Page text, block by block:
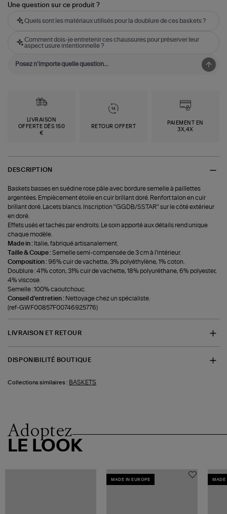
Une question sur ce produit ?
Quels sont les matériaux utilisés pour la doublure de ces baskets ?
Comment dois-je entretenir ces chaussures pour préserver leur
aspect usure intentionnelle ?
LIVRAISON
OFFERTE DÈS 150
€
RETOUR OFFERT
PAIEMENT EN
3X,4X
DESCRIPTION
Baskets basses en suédine rose pâle avec bordure semelle à paillettes
argentées. Empiècement étoile en cuir brillant doré. Renfort talon en cuir
brillant doré. Lacets blancs. Inscription "GGDB/SSTAR" sur le côté extérieur
en doré.
Effets usés et tachés par endroits. Le soin apporté aux détails rend unique
chaque modèle.
Made in : Italie, fabriqué artisanalement.
Taille & Coupe :Semelle semi-compensée de 3 cm à l'intérieur.
Composition : 96% cuir de vachette, 3% polyéthylène, 1% coton.
Doublure : 41% coton, 31% cuir de vachette, 18% polyuréthane, 6% polyester,
4% viscose.
Semelle : 100% caoutchouc.
Conseil d'entretien : Nettoyage chez un spécialiste.
(ref-GWF00857F00746925776)
LIVRAISON ET RETOUR
DISPONIBILITÉ BOUTIQUE
Collections similaires : BASKETS
Adoptez
LE LOOK
MADE IN EUROPE MADE